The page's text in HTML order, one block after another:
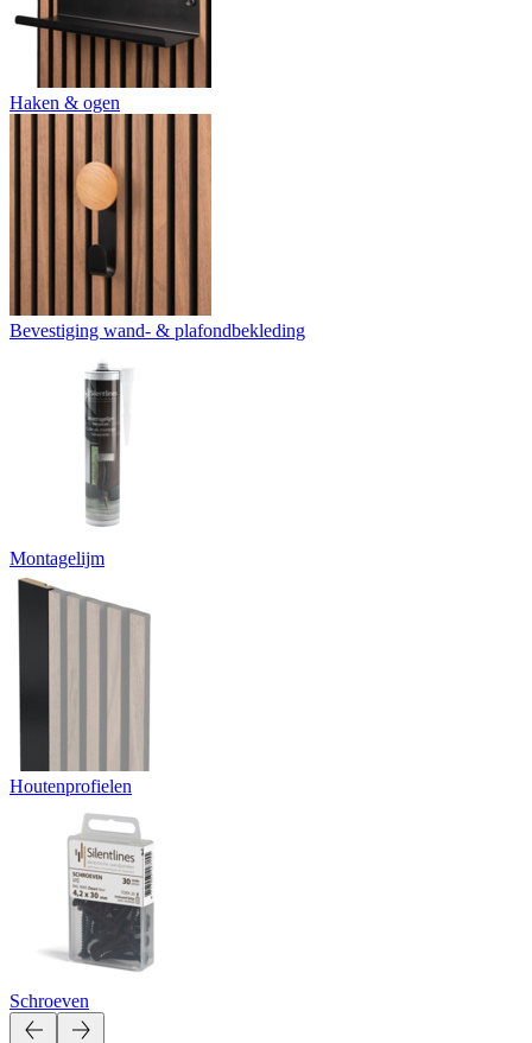
Haken & ogen
Bevestiging wand- & plafondbekleding
Montagelijm
Houtenprofielen
Schroeven